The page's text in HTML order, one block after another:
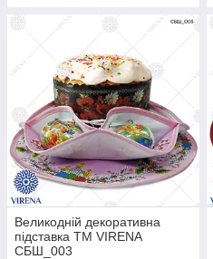
Великодній декоративна
підставка ТМ VIRENA
СБШ_003